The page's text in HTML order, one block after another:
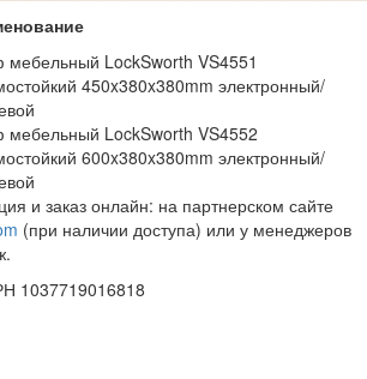
LockSworth VS4551
450x380x380mm электронный/
LockSworth VS4552
600x380x380mm электронный/
и заказ онлайн: на партнерском сайте
(при наличии доступа) или у менеджеров
1037719016818